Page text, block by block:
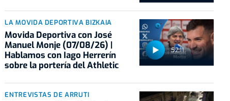
52:11
LA MOVIDA DEPORTIVA BIZKAIA
Movida Deportiva con José
Manuel Monje (07/08/26) |
Hablamos con Iago Herrerín
sobre la portería del Athletic
ENTREVISTAS DE ARRUTI